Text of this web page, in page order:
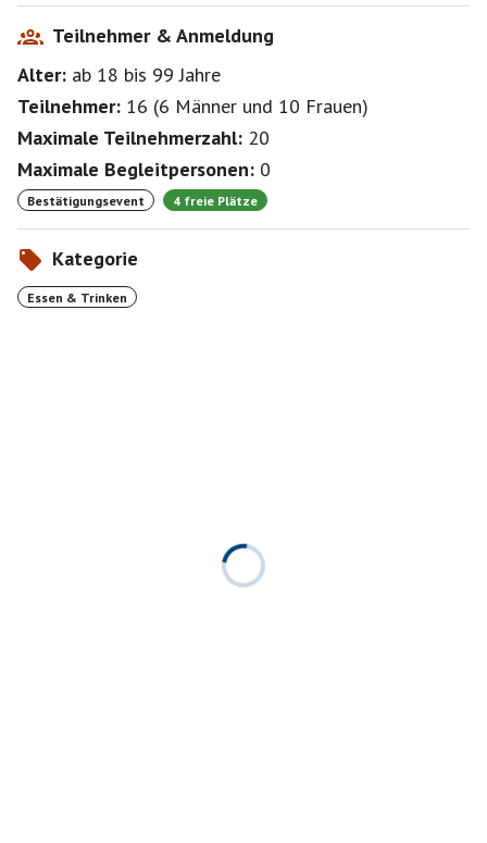
Teilnehmer & Anmeldung
Alter: ab 18 bis 99Jahre
Teilnehmer: 16 (6 Männer und 10 Frauen)
Maximale Teilnehmerzahl: 20
Maximale Begleitpersonen: 0
Bestätigungsevent 4 freie Plätze
Kategorie
Essen & Trinken